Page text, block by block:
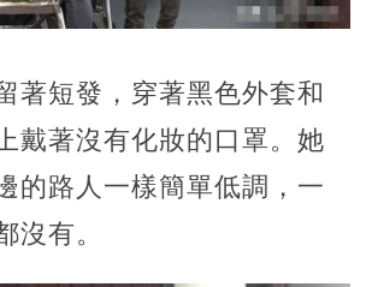
著短發，穿著黑色外套和
戴著沒有化妝的口罩。她
的路人一樣簡單低調，一
沒有。